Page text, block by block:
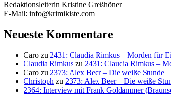
Redaktionsleiterin Kristine Greßhöner
E-Mail: info@krimikiste.com
Neueste Kommentare
Caro zu 2431: Claudia Rimkus – Morden für
Claudia Rimkus zu 2431: Claudia Rimkus –
Caro zu 2373: Alex Beer – Die weiße Stunde
Christoph zu 2373: Alex Beer – Die weiße
2364: Interview mit Frank Goldammer